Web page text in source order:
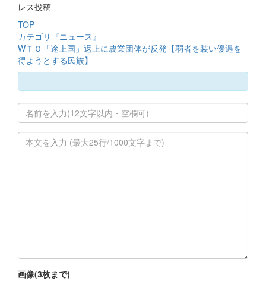
レス投稿
TOP
カテゴリ『ニュース』
WＴＯ「途上国」返上に農業団体が反発【弱者を装い優遇を
得ようとする民族】
画像(3枚まで)